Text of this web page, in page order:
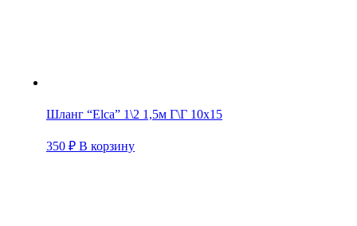
Шланг “Elca” 1\2 1,5м Г\Г 10х15
350 ₽ В корзину